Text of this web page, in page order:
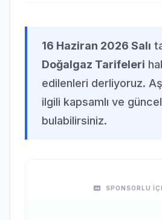
16 Haziran 2026 Salı
Doğalgaz Tarifeleri
edilenleri derliyoruz.
ilgili kapsamlı ve
bulabilirsiniz.
SPONSORLU